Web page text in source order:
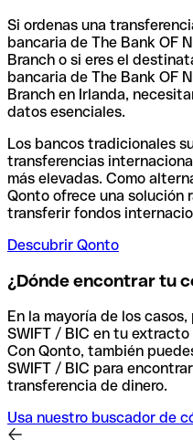
Si ordenas una
bancaria de The Bank OF
Branch o si eres el
bancaria de The Bank OF
Branch en Irlanda,
datos esenciales.
Los bancos tradicionales
transferencias
más elevadas. Como
Qonto ofrece una solución
transferir fondos
Descubrir Qonto
¿Dónde encontrar tu
En la mayoría de los
SWIFT / BIC en tu extracto
Con Qonto, también
SWIFT / BIC para
transferencia de dinero.
Usa nuestro buscador de